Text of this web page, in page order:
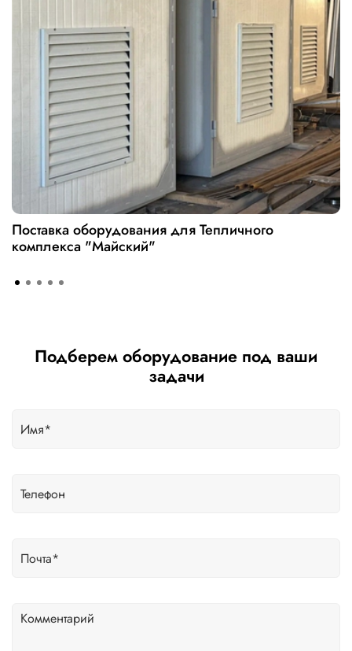
Поставка оборудования для Тепличного
комплекса "Майский"
Подберем оборудование под ваши
задачи